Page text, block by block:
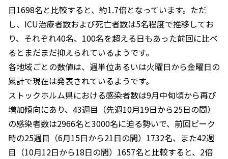
日1698名と比較すると、約1.7倍となっています。ただ
し、ICU治療者数および死亡者数は5名程度で推移してお
り、それぞれ40名、100名を超える日もあった前回に比べ
るとまだまだ抑えられているようです。
各地域ごとの数値は、週単位あるいは火曜日から金曜日の
累計で現在は発表されているようです。
ストックホルム県における感染者数は9月中旬頃から再び
増加傾向にあり、43週目（先週10月19日から25日の間）
の感染者数は2966名と3000名に迫る勢いで、前回ピーク
時の25週目（6月15日から21日の間）1732名、また42週
目（10月12日から18日の間）1657名と比較すると、2倍